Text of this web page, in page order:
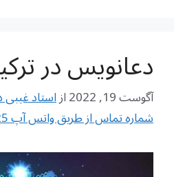
دعانویس در
آگوست 19, 2022 ازاستاد
شماره تماس از طریق واتس آپ 00442032398425